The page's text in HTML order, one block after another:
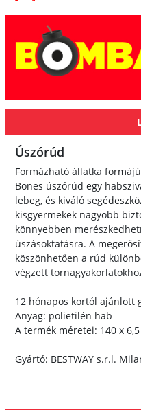
Úszórúd
Formázható állatka
Bones úszórúd egy
lebeg, és kiváló
kisgyermekek nagyobb
könnyebben
úszásoktatásra. A
köszönhetően a rúd
végzett
12 hónapos kortól ajánlott
Anyag: polietilén hab
A termék méretei: 140 x
Gyártó: BESTWAY s.r.l.